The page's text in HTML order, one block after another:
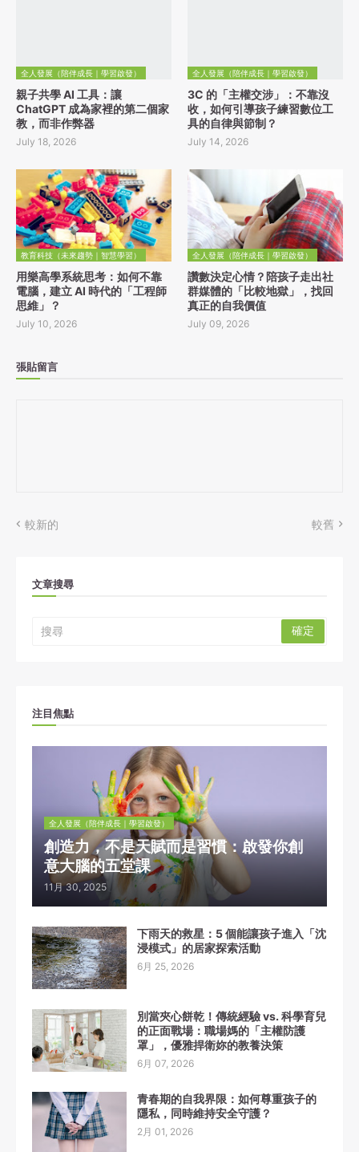
全人發展（陪伴成長｜學習啟發）
親子共學 AI 工具：讓
ChatGPT 成為家裡的第二個家
教，而非作弊器
July 18, 2026
全人發展（陪伴成長｜學習啟發）
3C 的「主權交涉」：不靠沒
收，如何引導孩子練習數位工
具的自律與節制？
July 14, 2026
教育科技（未來趨勢｜智慧學習）
用樂高學系統思考：如何不靠
電腦，建立 AI 時代的「工程師
思維」？
July 10, 2026
全人發展（陪伴成長｜學習啟發）
讚數決定心情？陪孩子走出社
群媒體的「比較地獄」，找回
真正的自我價值
July 09, 2026
張貼留言
較新的 較舊
文章搜尋
注目焦點
全人發展（陪伴成長｜學習啟發）
創造力，不是天賦而是習慣：啟發你創
意大腦的五堂課
11月 30, 2025
下雨天的救星：5 個能讓孩子進入「沈
浸模式」的居家探索活動
6月 25, 2026
別當夾心餅乾！傳統經驗 vs. 科學育兒
的正面戰場：職場媽的「主權防護
罩」，優雅捍衛妳的教養決策
6月 07, 2026
青春期的自我界限：如何尊重孩子的
隱私，同時維持安全守護？
2月 01, 2026